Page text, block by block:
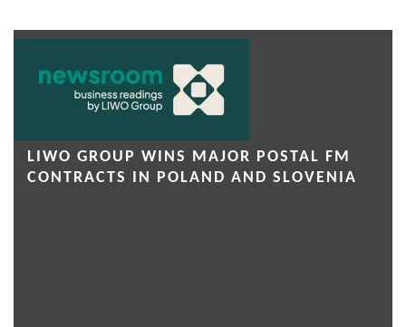
LIWO GROUP WINS MAJOR POSTAL FM
CONTRACTS IN POLAND AND SLOVENIA